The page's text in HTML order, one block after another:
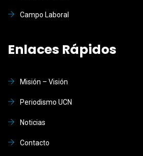
Campo Laboral
Enlaces Rápidos
Misión – Visión
Periodismo UCN
Noticias
Contacto